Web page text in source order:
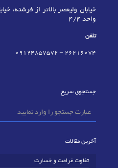
واحد 4/4
تلفن
٢٦٢١٦٠٧٤ –
09124857572
جستجوی سریع
آخرین مقالات
تفاوت غرامت و خسارت